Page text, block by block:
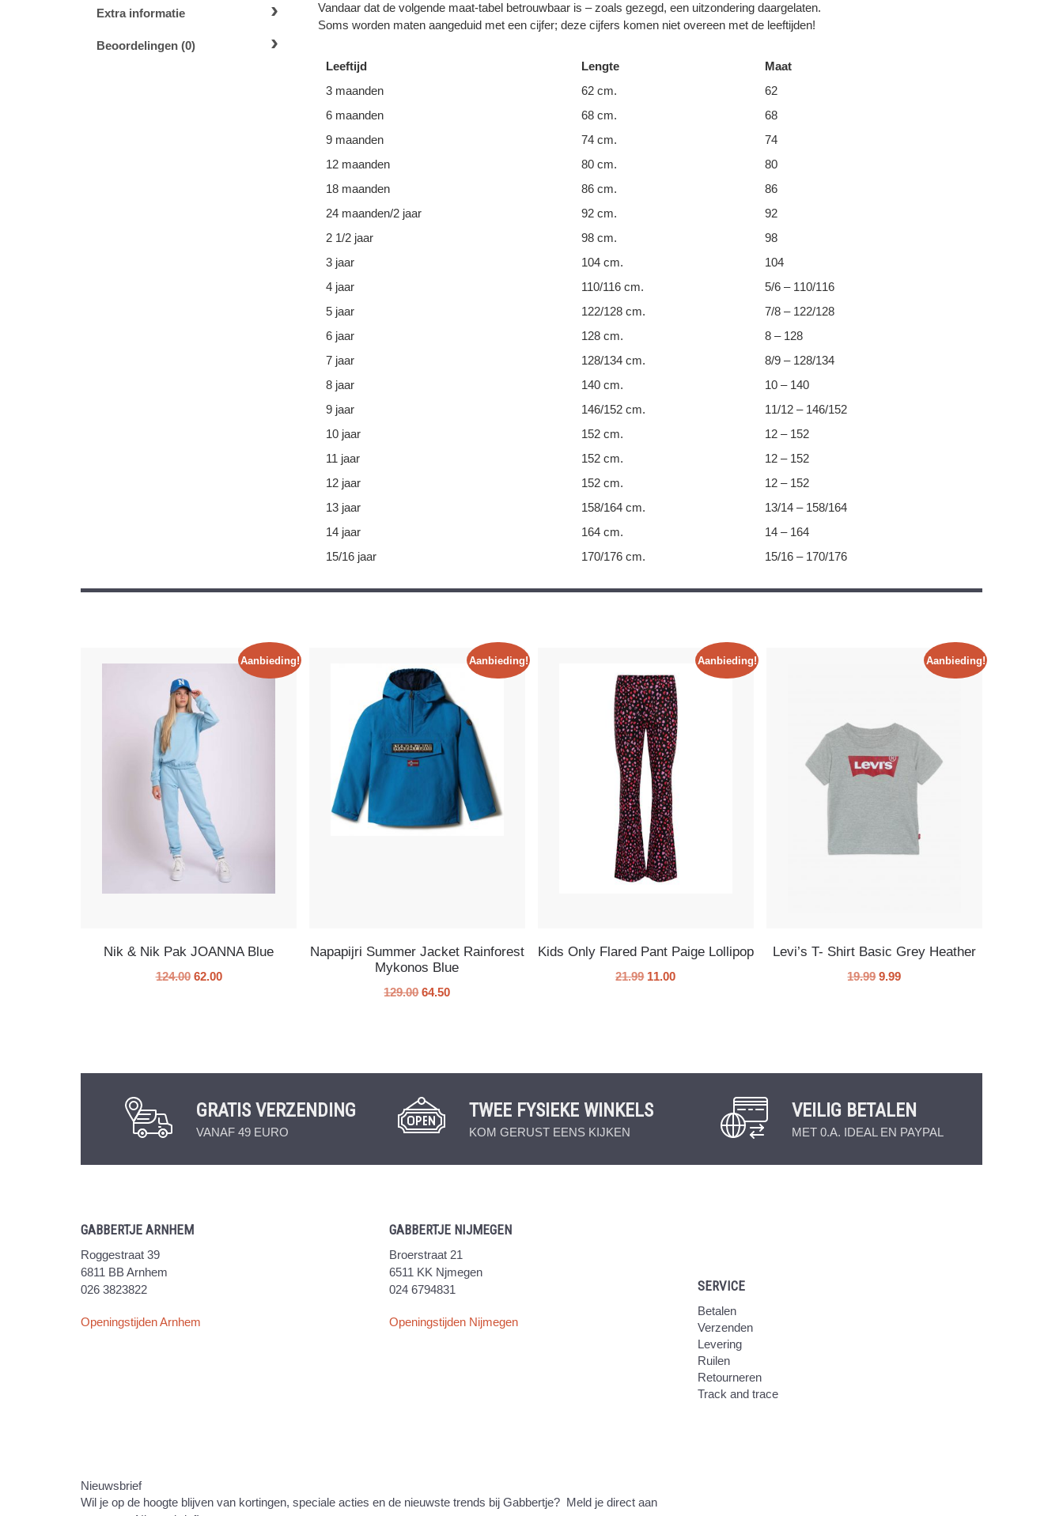
Extra informatie
Beoordelingen (0)
Vandaar dat de volgende maat-tabel betrouwbaar is – zoals gezegd, een uitzondering daargelaten.
Soms worden maten aangeduid met een cijfer; deze cijfers komen niet overeen met de leeftijden!
Leeftijd Lengte
Maat
3 maanden
62 cm.
62
6 maanden
68 cm.
68
9 maanden
74 cm.
74
12 maanden
80 cm.
80
18 maanden
86 cm.
86
24 maanden/2 jaar
92 cm.
92
2 1/2 jaar
98 cm.
98
3 jaar
104 cm.
104
4 jaar
110/116 cm.
5/6 – 110/116
5 jaar
122/128 cm.
7/8 – 122/128
6 jaar
128 cm.
8 – 128
7 jaar
128/134 cm.
8/9 – 128/134
8 jaar
140 cm.
10 – 140
9 jaar
146/152 cm.
11/12 – 146/152
10 jaar
152 cm.
12 – 152
11 jaar
152 cm.
12 – 152
12 jaar
152 cm.
12 – 152
13 jaar
158/164 cm.
13/14 – 158/164
14 jaar
164 cm.
14 – 164
15/16 jaar
170/176 cm. 15/16 – 170/176
Aanbieding!
Nik & Nik Pak JOANNA Blue
124.00 62.00
Aanbieding!
Napapijri Summer Jacket Rainforest
Mykonos Blue
129.00 64.50
Aanbieding!
Kids Only Flared Pant Paige Lollipop
21.99 11.00
Aanbieding!
Levi’s T- Shirt Basic Grey Heather
19.99 9.99
GRATIS VERZENDING
VANAF 49 EURO
TWEE FYSIEKE WINKELS
KOM GERUST EENS KIJKEN
VEILIG BETALEN
MET 0.A. IDEAL EN PAYPAL
GABBERTJE ARNHEM
Roggestraat 39
6811 BB Arnhem
026 3823822
Openingstijden Arnhem
GABBERTJE NIJMEGEN
Broerstraat 21
6511 KK Njmegen
024 6794831
Openingstijden Nijmegen
SERVICE
Betalen
Verzenden
Levering
Ruilen
Retourneren
Track and trace
Nieuwsbrief
Wil je op de hoogte blijven van kortingen, speciale acties en de nieuwste trends bij Gabbertje? Meld je direct aan